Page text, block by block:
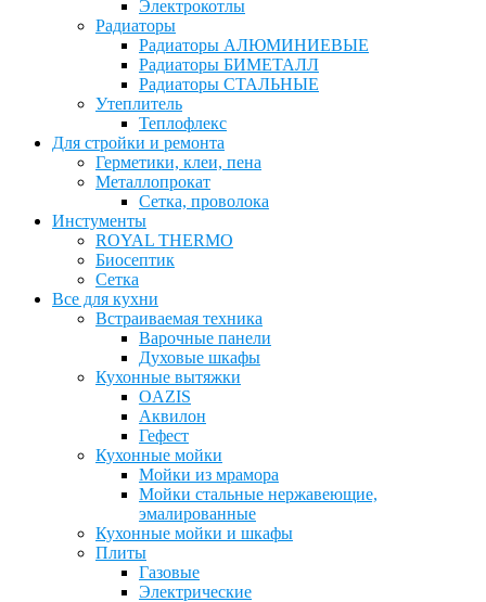
Электрокотлы
Радиаторы
Радиаторы АЛЮМИНИЕВЫЕ
Радиаторы БИМЕТАЛЛ
Радиаторы СТАЛЬНЫЕ
Утеплитель
Теплофлекс
Для стройки и ремонта
Герметики, клеи, пена
Металлопрокат
Сетка, проволока
Инстументы
ROYAL THERMO
Биосептик
Сетка
Все для кухни
Встраиваемая техника
Варочные панели
Духовые шкафы
Кухонные вытяжки
OAZIS
Аквилон
Гефест
Кухонные мойки
Мойки из мрамора
Мойки стальные нержавеющие,
эмалированные
Кухонные мойки и шкафы
Плиты
Газовые
Электрические